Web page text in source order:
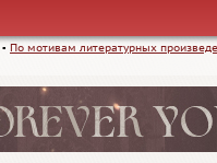
▪ По мотивам литературных